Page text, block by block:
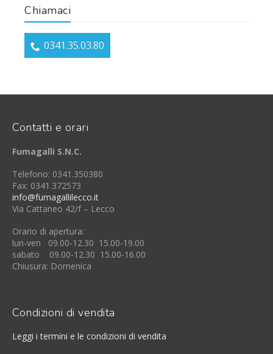
Chiamaci
0341.35.03.80
Contatti e orari
Fumagalli S.N.C.
Telefono: 0341.350380
Fax: 0341.372573
info@fumagallilecco.it
Via Cattaneo 42/f – Lecco
Orario di apertura:
lun-ven 09.00-12.30 15.00-19.00
sabato 09.00-12.30 15.00-16.00
Chiusura: Domenica
Condizioni di vendita
Leggi i termini e le condizioni di vendita